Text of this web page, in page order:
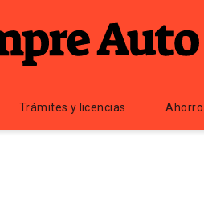
Trámites y licencias